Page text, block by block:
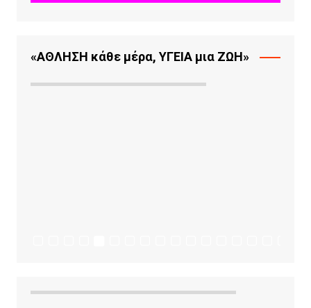
«ΑΘΛΗΣΗ κάθε μέρα, ΥΓΕΙΑ μια ΖΩΗ»